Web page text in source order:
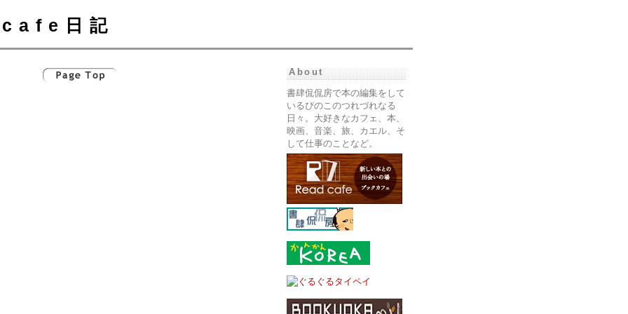
cafe日記
About
書肆侃侃房で本の編集をして
いるぴのこのつれづれなる
日々。大好きなカフェ、本、
映画、音楽、旅、カエル、そ
して仕事のことなど。